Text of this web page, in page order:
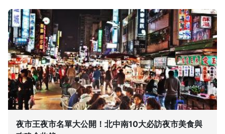
夜市王夜市名單大公開！北中南10大必訪夜市美食與